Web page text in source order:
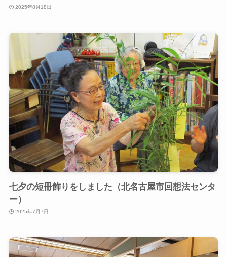
2025年8月18日
七夕の短冊飾りをしました（北名古屋市回想法センタ
ー）
2025年7月7日